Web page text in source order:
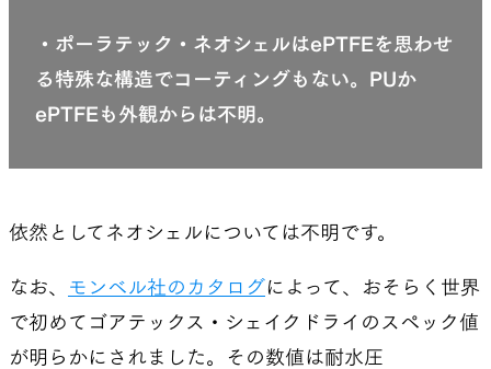
・ポーラテック・ネオシェルはePTFEを思わせ
る特殊な構造でコーティングもない。PUか
ePTFEも外観からは不明。
依然としてネオシェルについては不明です。
なお、 モンベル社のカタログによって、おそらく世界
で初めてゴアテックス・シェイクドライのスペック値
が明らかにされました。その数値は耐水圧